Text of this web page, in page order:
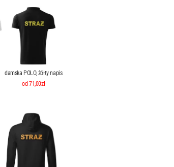
damska POLO, żółty napis
od 71,00zł